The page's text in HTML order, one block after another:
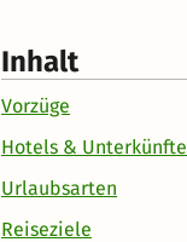
Inhalt
Vorzüge
Hotels & Unterkünfte
Urlaubsarten
Reiseziele